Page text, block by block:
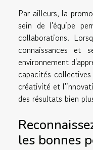
Par ailleurs, la
sein de l'équipe
collaborations.
connaissances et
environnement
capacités
créativité et
des résultats bien
les bonnes